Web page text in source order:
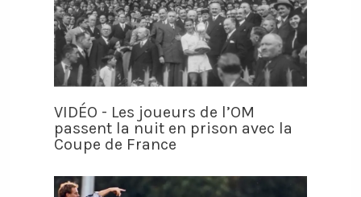
VIDÉO - Les joueurs de l’OM
passent la nuit en prison avec la
Coupe de France